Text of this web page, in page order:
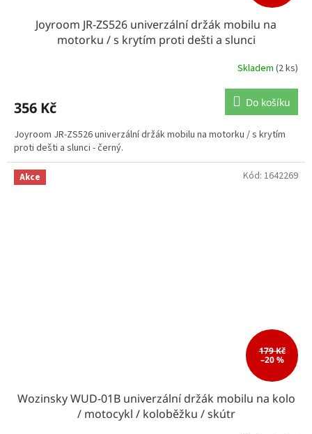
Joyroom JR-ZS526 univerzální držák mobilu na
motorku / s krytím proti dešti a slunci
Skladem (2 ks)
356 Kč Do košíku
Joyroom JR-ZS526 univerzální držák mobilu na motorku / s krytím
proti dešti a slunci - černý.
Akce
179 Kč
–20 %
Wozinsky WUD-01B univerzální držák mobilu na kolo
/ motocykl / koloběžku / skútr
Kód: 1642269